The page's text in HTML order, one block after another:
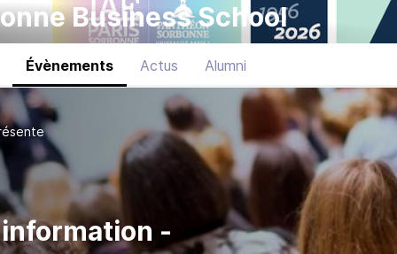
Business School
Évènements Actus Alumni
-